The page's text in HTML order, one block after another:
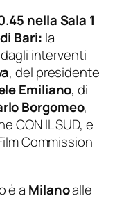
nella Sala 1
Bari: la
interventi
, del presidente
Emiliano, di
Borgomeo,
CON IL SUD, e
Commission
è a Milanoalle